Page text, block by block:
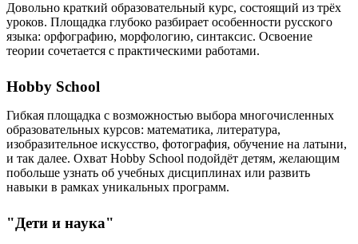
Довольно краткий образовательный курс, состоящий из трёх
уроков. Площадка глубоко разбирает особенности русского
языка: орфографию, морфологию, синтаксис. Освоение
теории сочетается с практическими работами.
Hobby School
Гибкая площадка с возможностью выбора многочисленных
образовательных курсов: математика, литература,
изобразительное искусство, фотография, обучение на латыни,
и так далее. Охват Hobby School подойдёт детям, желающим
побольше узнать об учебных дисциплинах или развить
навыки в рамках уникальных программ.
"Дети и наука"